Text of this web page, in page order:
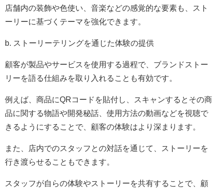
店舗内の装飾や色使い、音楽などの感覚的な要素も、スト
ーリーに基づくテーマを強化できます。
b. ストーリーテリングを通じた体験の提供
顧客が製品やサービスを使用する過程で、ブランドストー
リーを語る仕組みを取り入れることも有効です。
例えば、商品にQRコードを貼付し、スキャンするとその商
品に関する物語や開発秘話、使用方法の動画などを視聴で
きるようにすることで、顧客の体験はより深まります。
また、店内でのスタッフとの対話を通じて、ストーリーを
行き渡らせることもできます。
スタッフが自らの体験やストーリーを共有することで、顧